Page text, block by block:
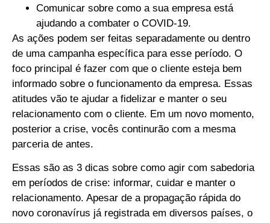
Comunicar sobre como a sua empresa está
ajudando a combater o COVID-19.
As ações podem ser feitas separadamente ou dentro
de uma campanha específica para esse período. O
foco principal é fazer com que o cliente esteja bem
informado sobre o funcionamento da empresa. Essas
atitudes vão te ajudar a fidelizar e manter o seu
relacionamento com o cliente. Em um novo momento,
posterior a crise, vocês continurão com a mesma
parceria de antes.
Essas são as 3 dicas sobre como agir com sabedoria
em períodos de crise: informar, cuidar e manter o
relacionamento. Apesar de a propagação rápida do
novo coronavírus já registrada em diversos países, o